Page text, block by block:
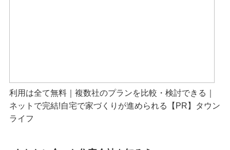
利用は全て無料｜複数社のプランを比較・検討できる｜
ネットで完結!自宅で家づくりが進められる【PR】タウン
ライフ